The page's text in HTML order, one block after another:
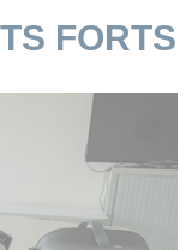
FORTS